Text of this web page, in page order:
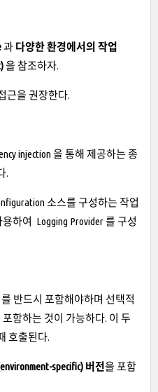
과 다양한 환경에서의 작업
을 참조하자.
근을 권장한다.
injection 을 통해 제공하는 종
.
소스를 구성하는 작업
하여 Logging Provider 를 구성
를 반드시 포함해야하며 선택적
포함하는 것이 가능하다. 이 두
호출된다.
environment-specific) 버전을 포함